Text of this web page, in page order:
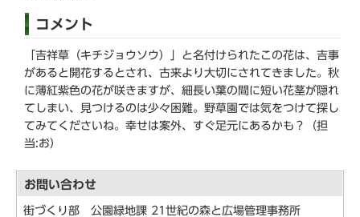
コメント
「吉祥草（キチジョウソウ）」と名付けられたこの花は、吉事
があると開花するとされ、古来より大切にされてきました。秋
に薄紅紫色の花が咲きますが、細長い葉の間に短い花茎が隠れ
てしまい、見つけるのは少々困難。野草園では気をつけて探し
てみてくださいね。幸せは案外、すぐ足元にあるかも？（担
当:お）
お問い合わせ
街づくり部 公園緑地課 21世紀の森と広場管理事務所